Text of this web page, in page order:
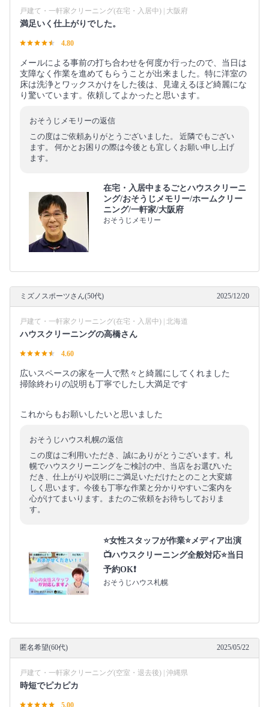
戸建て・一軒家クリーニング(在宅・入居中) | 大阪府
満足いく仕上がりでした。
4.80
メールによる事前の打ち合わせを何度か行ったので、当日は
支障なく作業を進めてもらうことが出来ました。特に洋室の
床は洗浄とワックスかけをした後は、見違えるほど綺麗にな
り驚いています。依頼してよかったと思います。
おそうじメモリーの返信
この度はご依頼ありがとうございました。 近隣でもござい
ます。 何かとお困りの際は今後とも宜しくお願い申し上げ
ます。
在宅・入居中まるごとハウスクリーニ
ング/おそうじメモリー/ホームクリー
ニング/一軒家/大阪府
おそうじメモリー
ミズノスポーツさん(50代) 2025/12/20
戸建て・一軒家クリーニング(在宅・入居中) | 北海道
ハウスクリーニングの高橋さん
4.60
広いスペースの家を一人で黙々と綺麗にしてくれました
掃除終わりの説明も丁寧でしたし大満足です
これからもお願いしたいと思いました
おそうじハウス札幌の返信
この度はご利用いただき、誠にありがとうございます。札
幌でハウスクリーニングをご検討の中、当店をお選びいた
だき、仕上がりや説明にご満足いただけたとのこと大変嬉
しく思います。今後も丁寧な作業と分かりやすいご案内を
心がけてまいります。またのご依頼をお待ちしておりま
す。
⭐️女性スタッフが作業⭐️メディア出演
📺ハウスクリーニング全般対応⭐️当日
予約OK❗️
おそうじハウス札幌
匿名希望(60代) 2025/05/22
戸建て・一軒家クリーニング(空室・退去後) | 沖縄県
時短でピカピカ
5.00